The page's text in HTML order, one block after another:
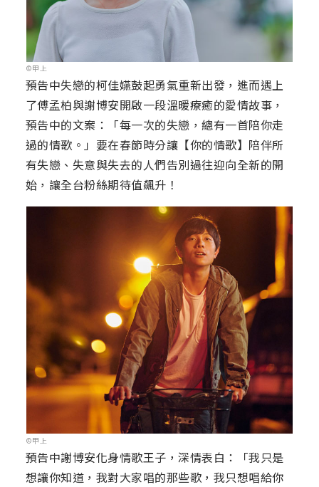
©甲上
預告中失戀的柯佳嬿鼓起勇氣重新出發，進而遇上
了傅孟柏與謝博安開啟一段溫暖療癒的愛情故事，
預告中的文案：「每一次的失戀，總有一首陪你走
過的情歌。」要在春節時分讓【你的情歌】陪伴所
有失戀、失意與失去的人們告別過往迎向全新的開
始，讓全台粉絲期待值飆升！
©甲上
預告中謝博安化身情歌王子，深情表白：「我只是
想讓你知道，我對大家唱的那些歌，我只想唱給你